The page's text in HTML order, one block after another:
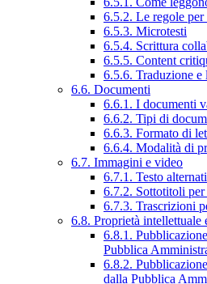
6.5.2. Le regole
6.5.3. Microtesti
6.5.4. Scrittura
6.5.5. Content
6.5.6. Traduzione e
6.6. Documenti
6.6.1. I documenti
6.6.2. Tipi di
6.6.3. Formato di
6.6.4. Modalità di
6.7. Immagini e video
6.7.1. Testo
6.7.2. Sottotitoli
6.7.3. Trascrizioni
6.8. Proprietà intellettuale
6.8.1.
Pubblica
6.8.2.
dalla Pubblica